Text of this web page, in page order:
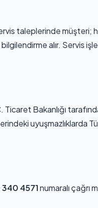
taleplerinde müşteri;
alır. Servis
Bakanlığı
uyuşmazlıklarda
4571numaralı çağrı